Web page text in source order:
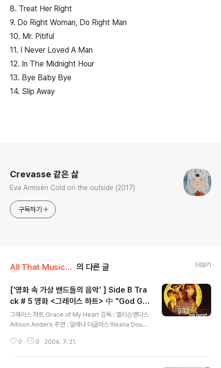
8. Treat Her Right
9. Do Right Woman, Do Right Man
10. Mr. Pitiful
11. I Never Loved A Man
12. In The Midnight Hour
13. Bye Baby Bye
14. Slip Away
Crevasse 같은 삶
Eva Armisén Cold on the outside (2017)
구독하기
All That Music/영화노래 의 다른 글 더보기
['영화 속 가상 밴드들의 음악' ] Side B Tra
ck # 5 영화 <그레이스 하트> 中 "God Giv
e Me Strength"
그레이스 하트 Grace of My Heart 감독 : 앨리슨앤더스
Allison Anders 주연 : 일레나 더글라스 Illeana Dougl
로 John Turturro 음악 : 카란 레이스트만 Karyn Racht
0 0 2006. 7. 21.